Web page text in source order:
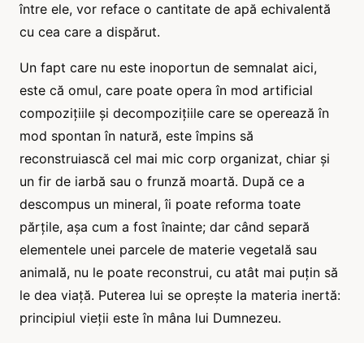
între ele, vor reface o cantitate de apă echivalentă
cu cea care a dispărut.
Un fapt care nu este inoportun de semnalat aici,
este că omul, care poate opera în mod artificial
compozițiile și decompozițiile care se operează în
mod spontan în natură, este împins să
reconstruiască cel mai mic corp organizat, chiar și
un fir de iarbă sau o frunză moartă. După ce a
descompus un mineral, îi poate reforma toate
părțile, așa cum a fost înainte; dar când separă
elementele unei parcele de materie vegetală sau
animală, nu le poate reconstrui, cu atât mai puțin să
le dea viață. Puterea lui se oprește la materia inertă:
principiul vieții este în mâna lui Dumnezeu.